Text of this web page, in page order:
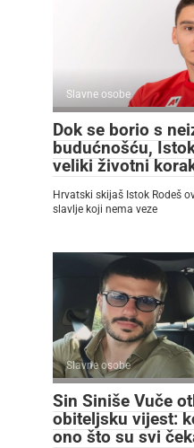
Slavne osobe
Dok se borio s
budućnošću,
veliki životni
Hrvatski skijaš Istok Rodeš
slavlje koji nema veze
Slavne osobe
Sin Siniše Vuče
obiteljsku vijest:
ono što su svi